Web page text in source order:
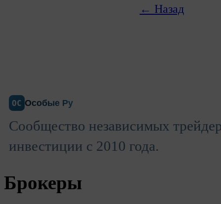
← Назад
ОС Особые Ру
Сообщество независимых
инвестиции с 2010 года.
Брокеры